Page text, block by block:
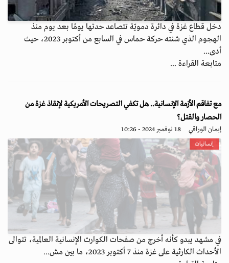
دخل قطاع غزة في دائرة دمويّة تتصاعد حدتها يومًا بعد يوم منذ
الهجوم الذي شنته حركة حماس في السابع من أكتوبر 2023، حيث
أدى...
متابعة القراءة ...
مع تفاقم الأزمة الإنسانية.. هل تكفي التصريحات الأمريكية لإنقاذ غزة من
الحصار والقتل؟
إيمان الوراقي 18 نوفمبر 2024 - 10:26
إنسانيات
في مشهد يبدو كأنه أخرج من صفحات الكوارث الإنسانية العالمية، تتوالى
الأحداث الكارثية على غزة منذ 7 أكتوبر 2023، ما بين مش...